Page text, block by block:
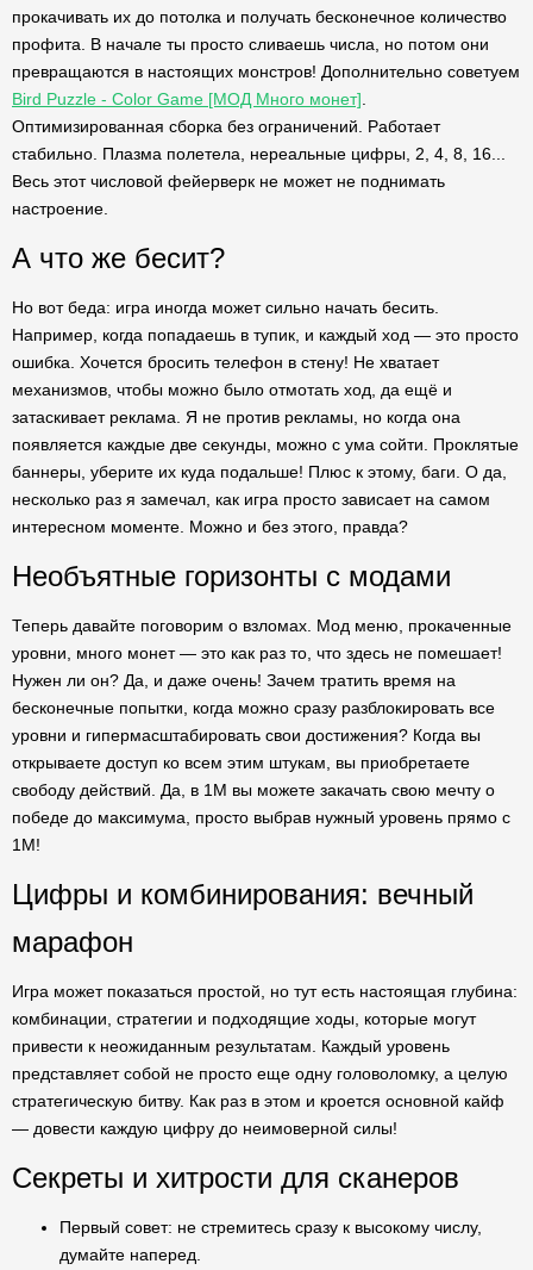
прокачивать их до потолка и получать бесконечное количество
профита. В начале ты просто сливаешь числа, но потом они
превращаются в настоящих монстров! Дополнительно советуем
Bird Puzzle - Color Game [МОД Много монет]
Оптимизированная сборка без ограничений. Работает
стабильно. Плазма полетела, нереальные цифры, 2, 4, 8, 16...
Весь этот числовой фейерверк не может не поднимать
настроение.
А что же бесит?
Но вот беда: игра иногда может сильно начать бесить.
Например, когда попадаешь в тупик, и каждый ход — это просто
ошибка. Хочется бросить телефон в стену! Не хватает
механизмов, чтобы можно было отмотать ход, да ещё и
затаскивает реклама. Я не против рекламы, но когда она
появляется каждые две секунды, можно с ума сойти. Проклятые
баннеры, уберите их куда подальше! Плюс к этому, баги. О да,
несколько раз я замечал, как игра просто зависает на самом
интересном моменте. Можно и без этого, правда?
Необъятные горизонты с модами
Теперь давайте поговорим о взломах. Мод меню, прокаченные
уровни, много монет — это как раз то, что здесь не помешает!
Нужен ли он? Да, и даже очень! Зачем тратить время на
бесконечные попытки, когда можно сразу разблокировать все
уровни и гипермасштабировать свои достижения? Когда вы
открываете доступ ко всем этим штукам, вы приобретаете
свободу действий. Да, в 1M вы можете закачать свою мечту о
победе до максимума, просто выбрав нужный уровень прямо с
1M!
Цифры и комбинирования: вечный
марафон
Игра может показаться простой, но тут есть настоящая глубина:
комбинации, стратегии и подходящие ходы, которые могут
привести к неожиданным результатам. Каждый уровень
представляет собой не просто еще одну головоломку, а целую
стратегическую битву. Как раз в этом и кроется основной кайф
— довести каждую цифру до неимоверной силы!
Секреты и хитрости для сканеров
Первый совет: не стремитесь сразу к высокому числу,
думайте наперед.